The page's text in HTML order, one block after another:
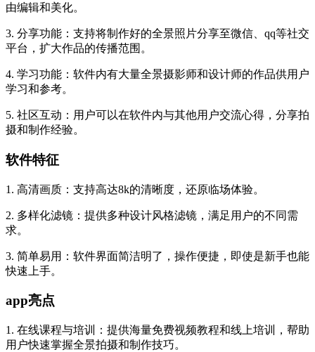
由编辑和美化。
3. 分享功能：支持将制作好的全景照片分享至微信、qq等社交
平台，扩大作品的传播范围。
4. 学习功能：软件内有大量全景摄影师和设计师的作品供用户
学习和参考。
5. 社区互动：用户可以在软件内与其他用户交流心得，分享拍
摄和制作经验。
软件特征
1. 高清画质：支持高达8k的清晰度，还原临场体验。
2. 多样化滤镜：提供多种设计风格滤镜，满足用户的不同需
求。
3. 简单易用：软件界面简洁明了，操作便捷，即使是新手也能
快速上手。
app亮点
1. 在线课程与培训：提供海量免费视频教程和线上培训，帮助
用户快速掌握全景拍摄和制作技巧。